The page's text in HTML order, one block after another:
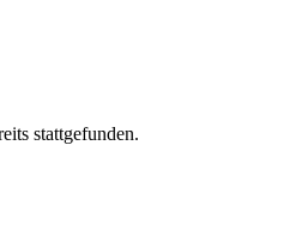
stattgefunden.